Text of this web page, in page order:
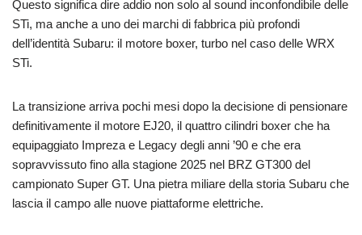
Questo significa dire addio non solo al sound inconfondibile delle
STi, ma anche a uno dei marchi di fabbrica più profondi
dell’identità Subaru: il motore boxer, turbo nel caso delle WRX
STi.
La transizione arriva pochi mesi dopo la decisione di pensionare
definitivamente il motore EJ20, il quattro cilindri boxer che ha
equipaggiato Impreza e Legacy degli anni ’90 e che era
sopravvissuto fino alla stagione 2025 nel BRZ GT300 del
campionato Super GT. Una pietra miliare della storia Subaru che
lascia il campo alle nuove piattaforme elettriche.